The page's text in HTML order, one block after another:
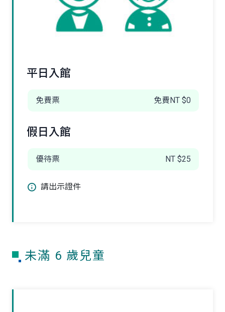
平日入館
免費票 免費NT $0
假日入館
優待票 NT $25
請出示證件
未滿 6 歲兒童